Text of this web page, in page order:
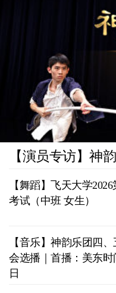
【演员专访】神
【舞蹈】飞天大学
考试（中班 女生）
【音乐】神韵乐团四
会选播｜首播：美东时
日